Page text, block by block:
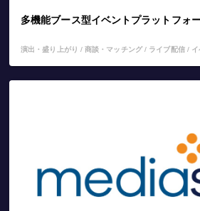
多機能ブース型イベントプラットフォ
演出・盛り上がり / 商談・マッチング / ライブ配信 /